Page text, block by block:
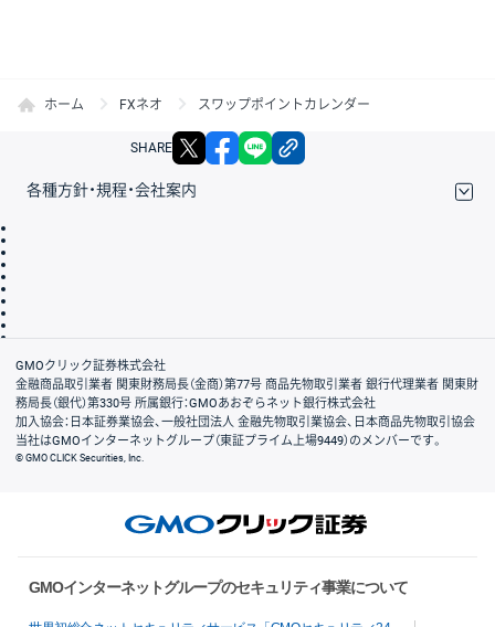
ホーム FXネオ スワップポイントカレンダー
SHARE X facebook
各種方針・規程・会社案内
会社案内
GMOクリック証券株式会社
金融商品取引業者 関東財務局長（金商）第77号 商品先物取引業者 銀行代理業者 関東財
務局長（銀代）第330号 所属銀行：GMOあおぞらネット銀行株式会社
加入協会：日本証券業協会、一般社団法人 金融先物取引業協会、日本商品先物取引協会
当社はGMOインターネットグループ（東証プライム上場9449）のメンバーです。
© GMO CLICK Securities, Inc.
GMOインターネットグループのセキュリティ事業について